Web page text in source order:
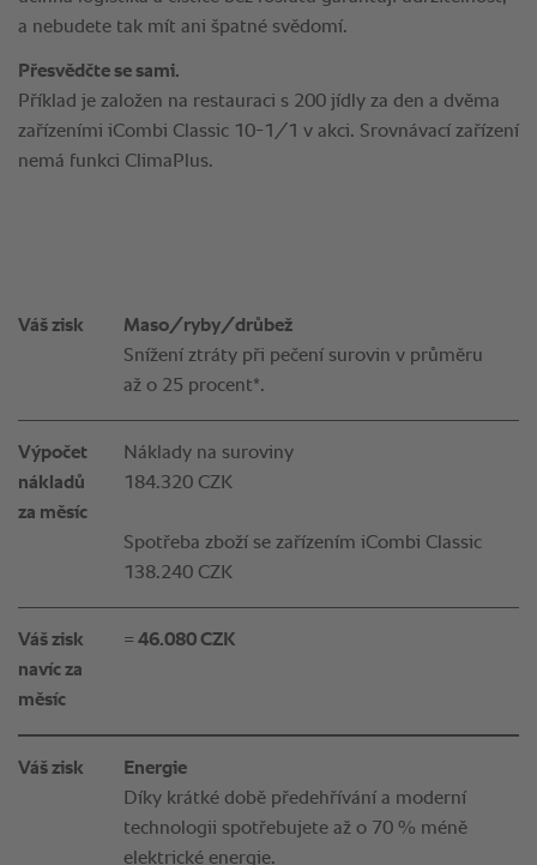
Váš zisk
Maso/ryby/drůbež
Snížení ztráty při pečení surovin v průměru
až o 25 procent*.
Výpočet
nákladů
za měsíc
Náklady na suroviny
184.320 CZK
Spotřeba zboží se zařízením iCombi Classic
138.240 CZK
Váš zisk
navíc za
měsíc
= 46.080 CZK
Váš zisk
Energie
Díky krátké době předehřívání a moderní
technologii spotřebujete až o 70 % méně
elektrické energie.